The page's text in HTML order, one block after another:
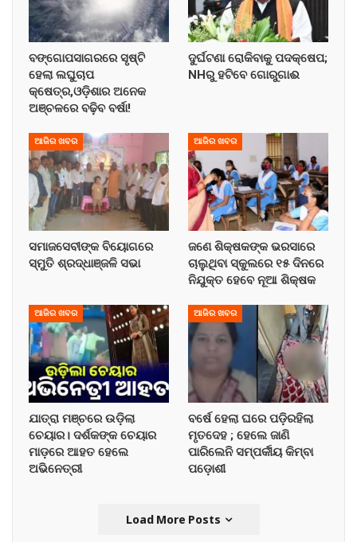
ବଙ୍ଗୋପସାଗରରେ ସୃଷ୍ଟି
ହେଲା ଲଘୁଚାପ
କ୍ଷେତ୍ର,ଓଡ଼ିଶାର ଅନେକ
ଅଞ୍ଚଳରେ ବଢ଼ିବ ବର୍ଷା!
ଦୁର୍ଘଟଣା ରୋକିବାକୁ ପଦକ୍ଷେପ;
NHରୁ ହଟିବେ ଗୋରୁଗାଈ
ଆଜିର ଖବର
ସମାଜସେବୀଙ୍କ ବିୟୋଗରେ
ସ୍ମୁତି ଶ୍ରଦ୍ଧାଞ୍ଜଳି ସଭା
ଆଜିର ଖବର
ଜଣେ ଶିକ୍ଷକଙ୍କ ଭରସାରେ
ଚାଲୁଥିବା ସ୍କୁଲରେ ୧୫ ଦିନରେ
ନିଯୁକ୍ତ ହେବେ ନୂଆ ଶିକ୍ଷକ
ଆଜିର ଖବର
ଯାତ୍ରା ମଞ୍ଚରେ ଉଡ଼ିଲା
ଚେୟାର। ଦର୍ଶକଙ୍କ ଚେୟାର
ମାଡ଼ରେ ଆହତ ହେଲେ
ଅଭିନେତ୍ରୀ
ଆଜିର ଖବର
ବର୍ଷେ ହେଲା ଘରେ ପଡ଼ିରହିଲା
ମୃତଦେହ ; ହେଲେ ଜାଣି
ପାରିଲେନି ସମ୍ପର୍କୀୟ କିମ୍ବା
ପଡ଼ୋଶୀ
Load More Posts